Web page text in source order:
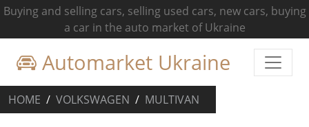
Buying and selling cars, selling used cars, new cars, buying
a car in the auto market of Ukraine
Automarket Ukraine
HOME VOLKSWAGEN MULTIVAN